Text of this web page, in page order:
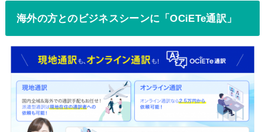
海外の方とのビジネスシーンに「OCiETe通訳」